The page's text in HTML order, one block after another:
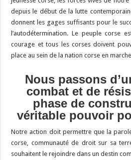
depuis le début de la lutte
donnent les gages suffisants pour le
l’autodétermination. Le peuple corse
courage et tous les corses doivent
place au sein de la nation corse en
Nous passons
combat et de
phase de
véritable pouvoir
Notre action doit permettre que la
corse, communauté de droit sur sa
souhaitent le rejoindre dans un destin